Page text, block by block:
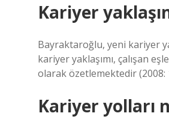
Kariyer
Bayraktaroğlu, yeni kariyer
kariyer yaklaşımı, çalışan
olarak özetlemektedir (2008:
Kariyer yolları